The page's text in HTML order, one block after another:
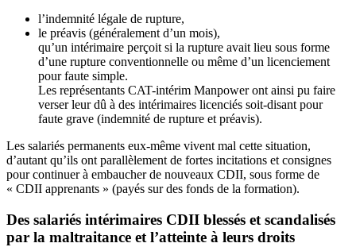
l’indemnité légale de rupture,
le préavis (généralement d’un mois),
qu’un intérimaire perçoit si la rupture avait lieu sous forme
d’une rupture conventionnelle ou même d’un licenciement
pour faute simple.
Les représentants CAT-intérim Manpower ont ainsi pu faire
verser leur dû à des intérimaires licenciés soit-disant pour
faute grave (indemnité de rupture et préavis).
Les salariés permanents eux-même vivent mal cette situation,
d’autant qu’ils ont parallèlement de fortes incitations et consignes
pour continuer à embaucher de nouveaux CDII, sous forme de
« CDII apprenants » (payés sur des fonds de la formation).
Des salariés intérimaires CDII blessés et scandalisés
par la maltraitance et l’atteinte à leurs droits